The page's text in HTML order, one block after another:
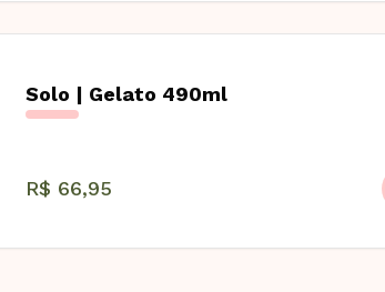
Solo | Gelato 490ml
R$ 66,95